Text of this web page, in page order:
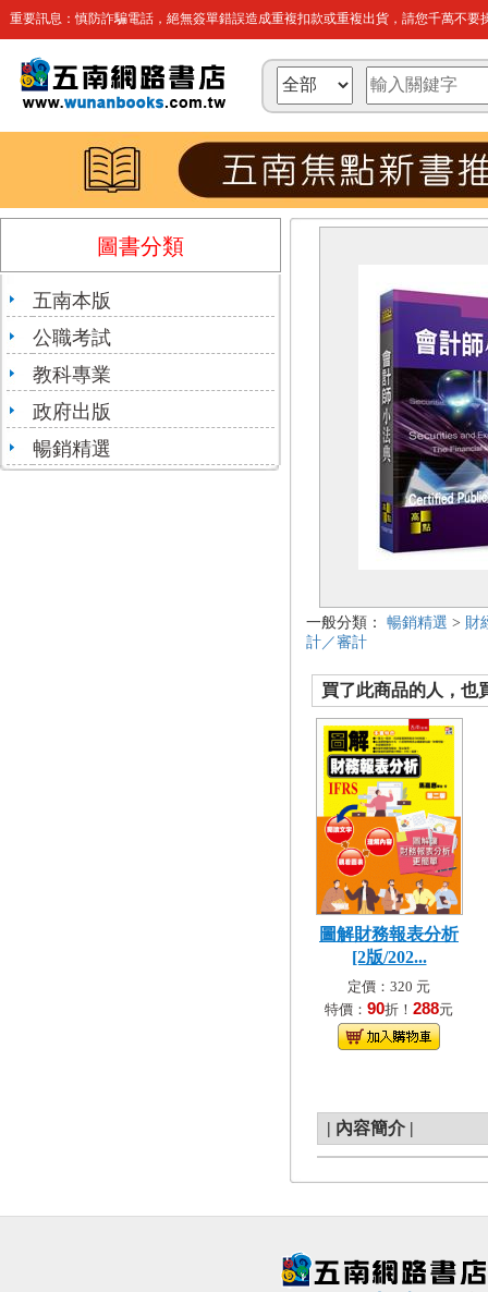
重要訊息：慎防詐騙電話，絕無簽單錯誤造成重複扣款或重複出貨，請您千萬不要
圖書分類
五南本版
公職考試
教科專業
政府出版
暢銷精選
一般分類： 暢銷精選 > 財
計／審計
買了此商品的人，也
圖解財務報表分析
[2版/202...
定價：320 元
特價： 90折！ 288元
| 內容簡介 |